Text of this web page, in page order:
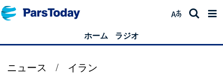
ホーム ラジオ
ニュース / イラン